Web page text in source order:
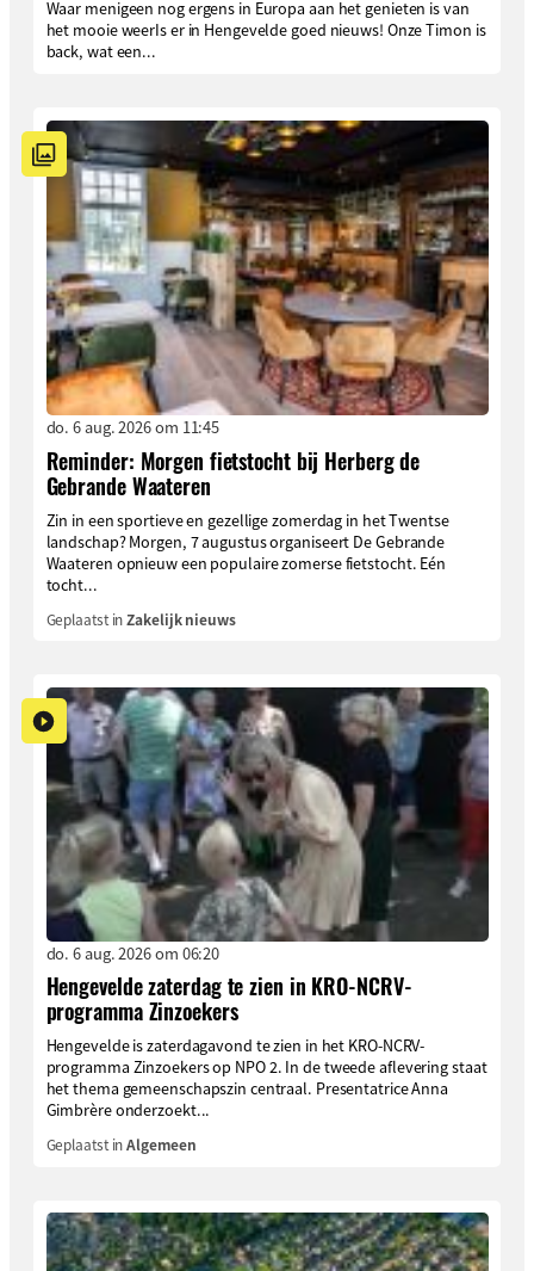
Waar menigeen nog ergens in Europa aan het genieten is van
het mooie weerIs er in Hengevelde goed nieuws! Onze Timon is
back, wat een...
do. 6 aug. 2026 om 11:45
Reminder: Morgen fietstocht bij Herberg de
Gebrande Waateren
Zin in een sportieve en gezellige zomerdag in het Twentse
landschap? Morgen, 7 augustus organiseert De Gebrande
Waateren opnieuw een populaire zomerse fietstocht. Eén
tocht...
Geplaatst inZakelijk nieuws
do. 6 aug. 2026 om 06:20
Hengevelde zaterdag te zien in KRO-NCRV-
programma Zinzoekers
Hengevelde is zaterdagavond te zien in het KRO-NCRV-
programma Zinzoekers op NPO 2. In de tweede aflevering staat
het thema gemeenschapszin centraal. Presentatrice Anna
Gimbrère onderzoekt...
Geplaatst inAlgemeen